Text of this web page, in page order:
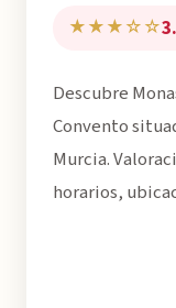
★★★☆☆
Descubre
Convento
Murcia.
horarios,